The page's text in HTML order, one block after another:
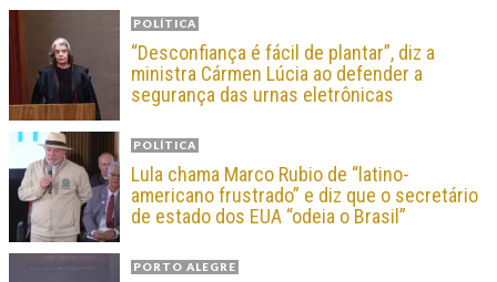
POLÍTICA
“Desconfiança é fácil de plantar”, diz a
ministra Cármen Lúcia ao defender a
segurança das urnas eletrônicas
POLÍTICA
Lula chama Marco Rubio de “latino-
americano frustrado” e diz que o secretário
de estado dos EUA “odeia o Brasil”
PORTO ALEGRE